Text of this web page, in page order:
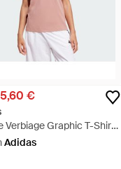
€
Verbiage Graphic T-Shirt -
Adidas